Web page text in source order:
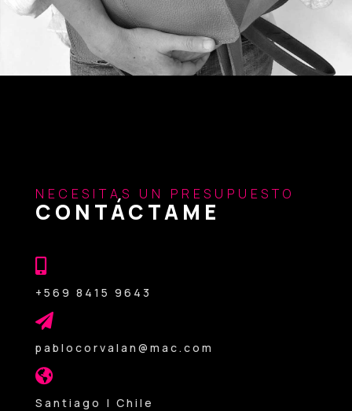
NECESITAS UN PRESUPUESTO
CONTÁCTAME

+569 8415 9643

pablocorvalan@mac.com

Santiago | Chile